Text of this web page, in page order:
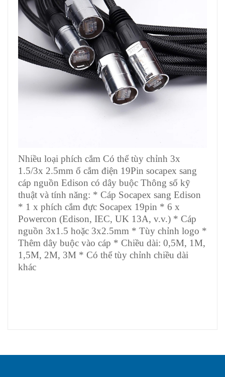
Nhiều loại phích cắm Có thể tùy chỉnh 3x
1.5/3x 2.5mm ổ cắm điện 19Pin socapex sang
cáp nguồn Edison có dây buộc Thông số kỹ
thuật và tính năng: * Cáp Socapex sang Edison
* 1 x phích cắm đực Socapex 19pin * 6 x
Powercon (Edison, IEC, UK 13A, v.v.) * Cáp
nguồn 3x1.5 hoặc 3x2.5mm * Tùy chỉnh logo *
Thêm dây buộc vào cáp * Chiều dài: 0,5M, 1M,
1,5M, 2M, 3M * Có thể tùy chỉnh chiều dài
khác